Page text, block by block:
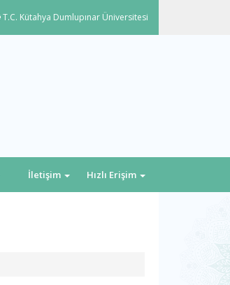
T.C. Kütahya Dumlupınar Üniversitesi
İletişim Hızlı Erişim